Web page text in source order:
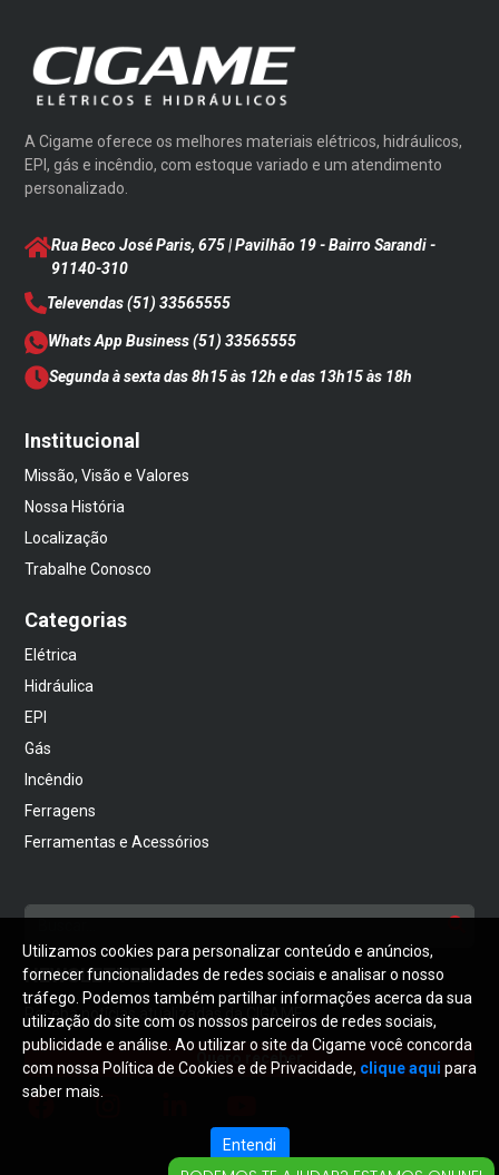
A Cigame oferece os melhores materiais elétricos, hidráulicos,
EPI, gás e incêndio, com estoque variado e um atendimento
personalizado.
Rua Beco José Paris, 675 | Pavilhão 19 - Bairro Sarandi-
91140-310
Televendas(51) 33565555
Whats App Business(51) 33565555
Segunda à sexta das 8h15 às 12h e das 13h15 às 18h
Institucional
Missão, Visão e Valores
Nossa História
Localização
Trabalhe Conosco
Categorias
Elétrica
Hidráulica
EPI
Gás
Incêndio
Ferragens
Ferramentas e Acessórios
NEWSLETTER
Receba notícias atualizadas da CIGAME
Quero receber
Utilizamos cookies para personalizar conteúdo e anúncios,
fornecer funcionalidades de redes sociais e analisar o nosso
tráfego. Podemos também partilhar informações acerca da sua
utilização do site com os nossos parceiros de redes sociais,
publicidade e análise. Ao utilizar o site da Cigame você concorda
com nossa Política de Cookies e de Privacidade, clique aqui para
saber mais.
Entendi